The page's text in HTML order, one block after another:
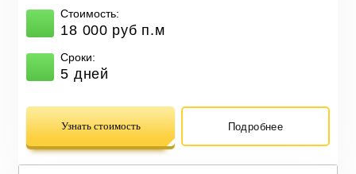
Стоимость:
18 000 руб п.м
Сроки:
5 дней
Узнать стоимость Подробнее